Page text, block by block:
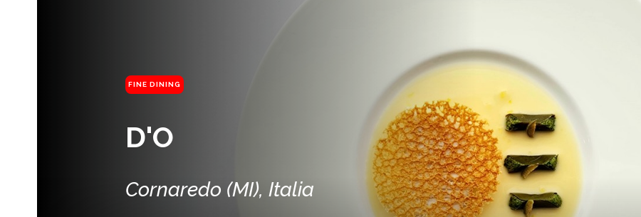
FINE DINING
D'O
Cornaredo (MI), Italia